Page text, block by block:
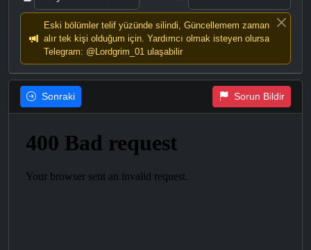
Eski bölümler telif yüzünde silindi, Güncellemem zaman
alır tek kişi olduğum için. Yardımcı olmak isteyen olursa
Telegram: @Lordgrim_01 ulaşabilir
Sonraki Sorun Bildir